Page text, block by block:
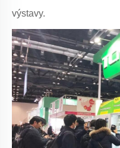
výstavy.